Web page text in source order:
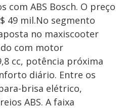
com ABS Bosch. O preço
49 mil.No segmento
no maxiscooter
com motor
cc, potência próxima
diário. Entre os
brisa elétrico,
ABS. A faixa